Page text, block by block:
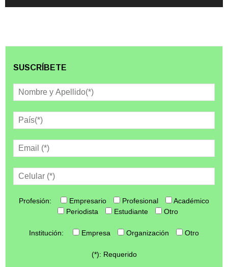
SUSCRÍBETE
Profesión: Empresario Profesional
Académico
Periodista
Estudiante Otro
Institución: Empresa Organización Otro
(*): Requerido